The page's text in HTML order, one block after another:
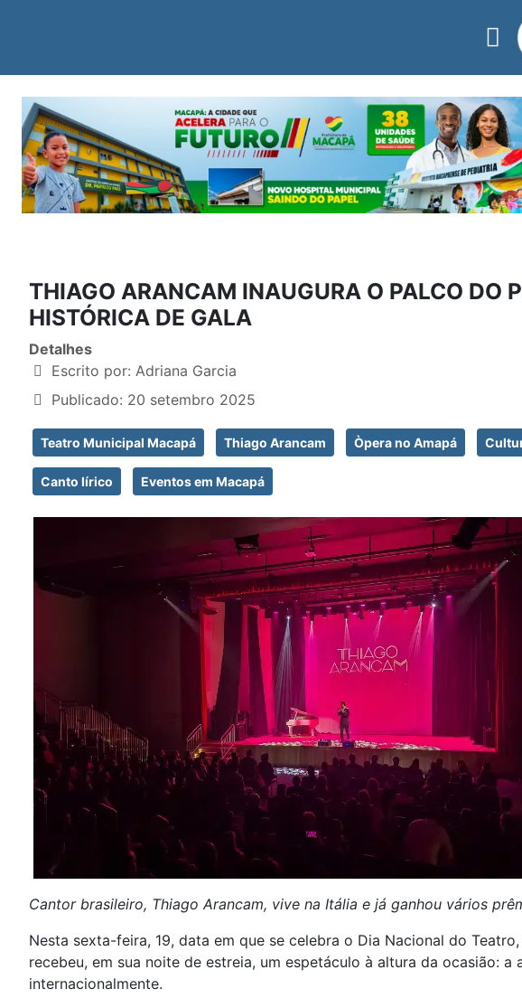
THIAGO ARANCAM INAUGURA O PALCO DO
HISTÓRICA DE GALA
Detalhes
Escrito por: Adriana Garcia
Publicado: 20 setembro 2025
Teatro Municipal Macapá Thiago Arancam Òpera no Amapá
Canto lírico Eventos em Macapá
Cantor brasileiro, Thiago Arancam, vive na Itália e já ganhou vários
Nesta sexta-feira, 19, data em que se celebra o Dia Nacional do
recebeu, em sua noite de estreia, um espetáculo à altura da ocasião:
internacionalmente.